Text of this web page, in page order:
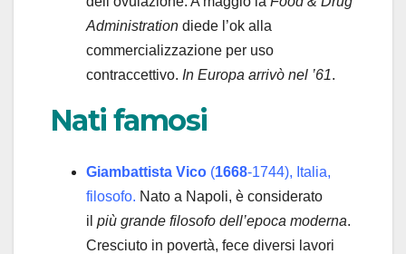
Administration diede l’ok alla
commercializzazione per uso
contraccettivo. In Europa arrivò nel ’61.
Nati famosi
Giambattista Vico (1668-1744), Italia,
filosofo. Nato a Napoli, è considerato
il più grande filosofo dell’epoca moderna.
Cresciuto in povertà, fece diversi lavori